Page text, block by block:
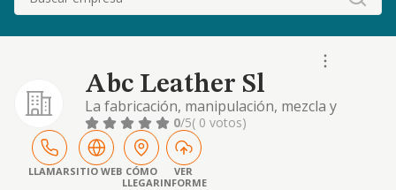
Abc Leather Sl
La fabricación, manipulación, mezcla y
comercio al por mayor de productos
químicos en polvo y líquido para cualquier
industria.
0/5( 0 votos)
LLAMARSITIO WEB CÓMO
LLEGAR
VER
INFORME